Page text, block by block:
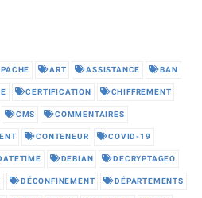
ART ASSISTANCE BAN
CERTIFICATION CHIFFREMENT
CMS COMMENTAIRES
CONTENEUR COVID-19
DEBIAN DECRYPTAGEO
DÉCONFINEMENT DÉPARTEMENTS